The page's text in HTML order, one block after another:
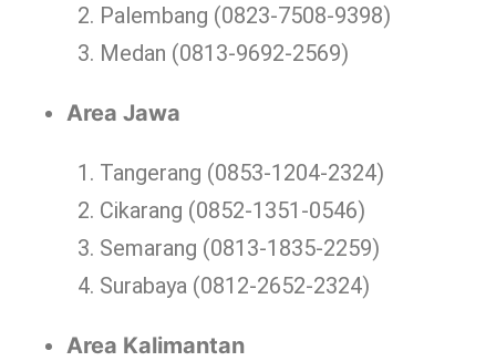
Palembang (0823-7508-9398)
Medan (0813-9692-2569)
Area Jawa
Tangerang (0853-1204-2324)
Cikarang (0852-1351-0546)
Semarang (0813-1835-2259)
Surabaya (0812-2652-2324)
Area Kalimantan